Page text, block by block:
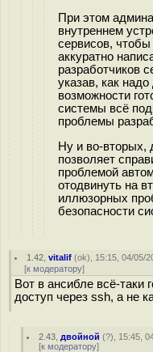
При этом
внутреннем
сервисов,
аккуратно
разработчиков
указав, как
возможности
системы всё
проблемы
Ну и во-вторых,
позволяет
проблемой
отодвинуть на
иллюзорных
безопасности
1.42 ,vitalif (ok), 15:15, 04/05/
[к модератору]
Вот в ансибле всё-таки
доступ через ssh, а не
2.43 двойной (?), 15:45,
[к модератору]